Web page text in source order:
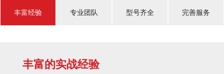
丰富经验 专业团队 型号齐全 完善服务
丰富的实战经验